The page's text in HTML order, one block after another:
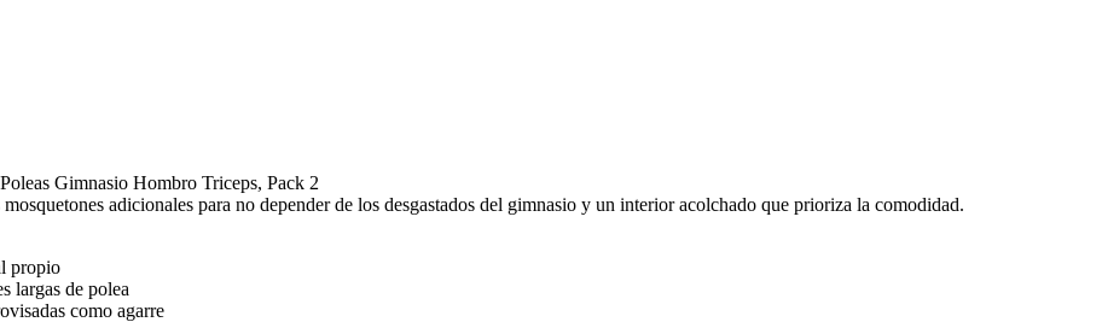
Gimnasio Hombro Triceps, Pack 2
adicionales para no depender de los desgastados del gimnasio y un interior acolchado que prioriza la comodidad.
propio
largas de polea
como agarre